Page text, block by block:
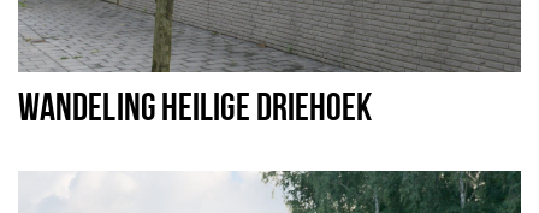
WANDELING HEILIGE DRIEHOEK